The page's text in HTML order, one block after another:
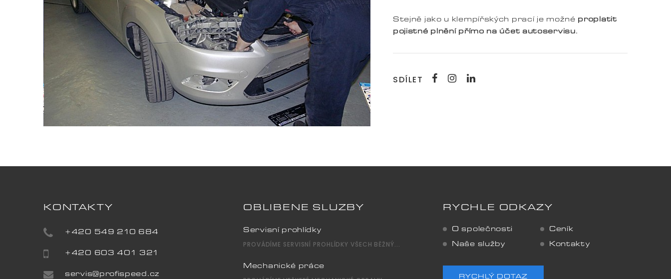
Stejně jako u klempířských prací je možné proplatit
pojistné plnění přímo na účet autoservisu.
SDÍLET
KONTAKTY
+420 549 210 684
+420 603 401 321
servis@profispeed.cz
OBLÍBENÉ SLUŽBY
Servisní prohlídky
PROVÁDÍME SERVISNÍ PROHLÍDKY VŠECH BĚŽNÝ...
Mechanické práce
RYCHLÉ ODKAZY
O společnosti
Naše služby
Ceník
Kontakty
RYCHLÝ DOTAZ